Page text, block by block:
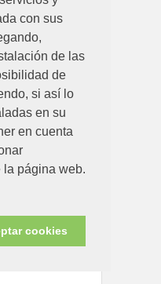
con sus
de las
de
si así lo
en su
en cuenta
página web.
cookies
1600LM
M